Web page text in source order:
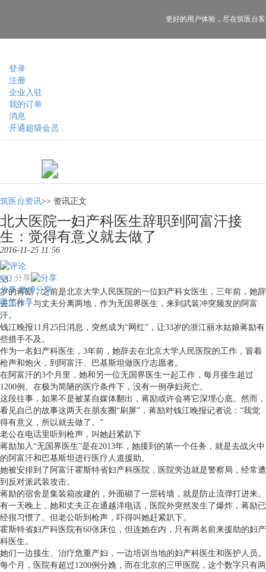
登录
注册
企业入驻
我的订单
消息
开通超级会员
更好的用户体验， 尽在筑医台
筑医台资讯>> 资讯正文
北大医院一妇产科医生辞职到阿富汗接
生：觉得有意义就去做了
2016-11-25 11:56
分享
QQ
分享 微博分享
微信分享
33
岁的蒋励，之前是北京大学人民医院的一位妇产科女医生，三年前，她辞
去工作，与丈夫分离两地，作为无国界医生，来到武装冲突频发的阿富
汗。
钱江晚报11月25日消息，突然成为“网红”，让33岁的浙江丽水姑娘蒋励有
些措手不及。
作为一名妇产科医生，3年前，她辞去在北京大学人民医院的工作，冒着
枪声和炮火，到阿富汗、巴基斯坦做医疗志愿者。
在阿富汗的3个月里，她和另一位无国界医生一起工作，每月接生超过
1200例。在极为简陋的医疗条件下，没有一例孕妇死亡。
这段往事，如果不是被某自媒体翻出，蒋励或许会将它深埋心底。然而，
看见自己的故事这两天在朋友圈“刷屏”，蒋励对钱江晚报记者说：“我觉
得有意义，所以就去做了。”
老公在电话里听到枪声，叫她赶紧趴下
蒋励加入“无国界医生”是在2013年，她接到的第一个任务，就是去战火中
的阿富汗和巴基斯坦进行医疗人道援助。
她被安排到了阿富汗霍斯特省妇产科医院，医院旁边就是警察局，经常遭
到反对派武装攻击。
蒋励的宿舍是集装箱改建的，外面砌了一层砖墙，就是防止流弹打进来。
有一天晚上，她和丈夫正在通越洋电话，医院外突然发生了爆炸，蒋励已
经很习惯了。但老公听到枪声，吓得叫她赶紧趴下。
霍斯特省妇产科医院有60张床位，但连她在内，只有两名前来援助的妇产
科医生。
她们一边接生、治疗危重产妇，一边培训当地的妇产科医生和医护人员。
每个月，医院有超过1200例分娩，而在北京的三甲医院，这个数字只有两